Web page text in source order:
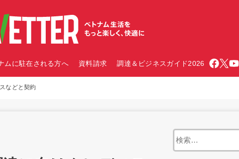
ムに駐在される方へ 資料請求 調達＆ビジネスガイド2026
などと契約